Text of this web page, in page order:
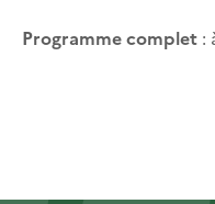
Programme complet :